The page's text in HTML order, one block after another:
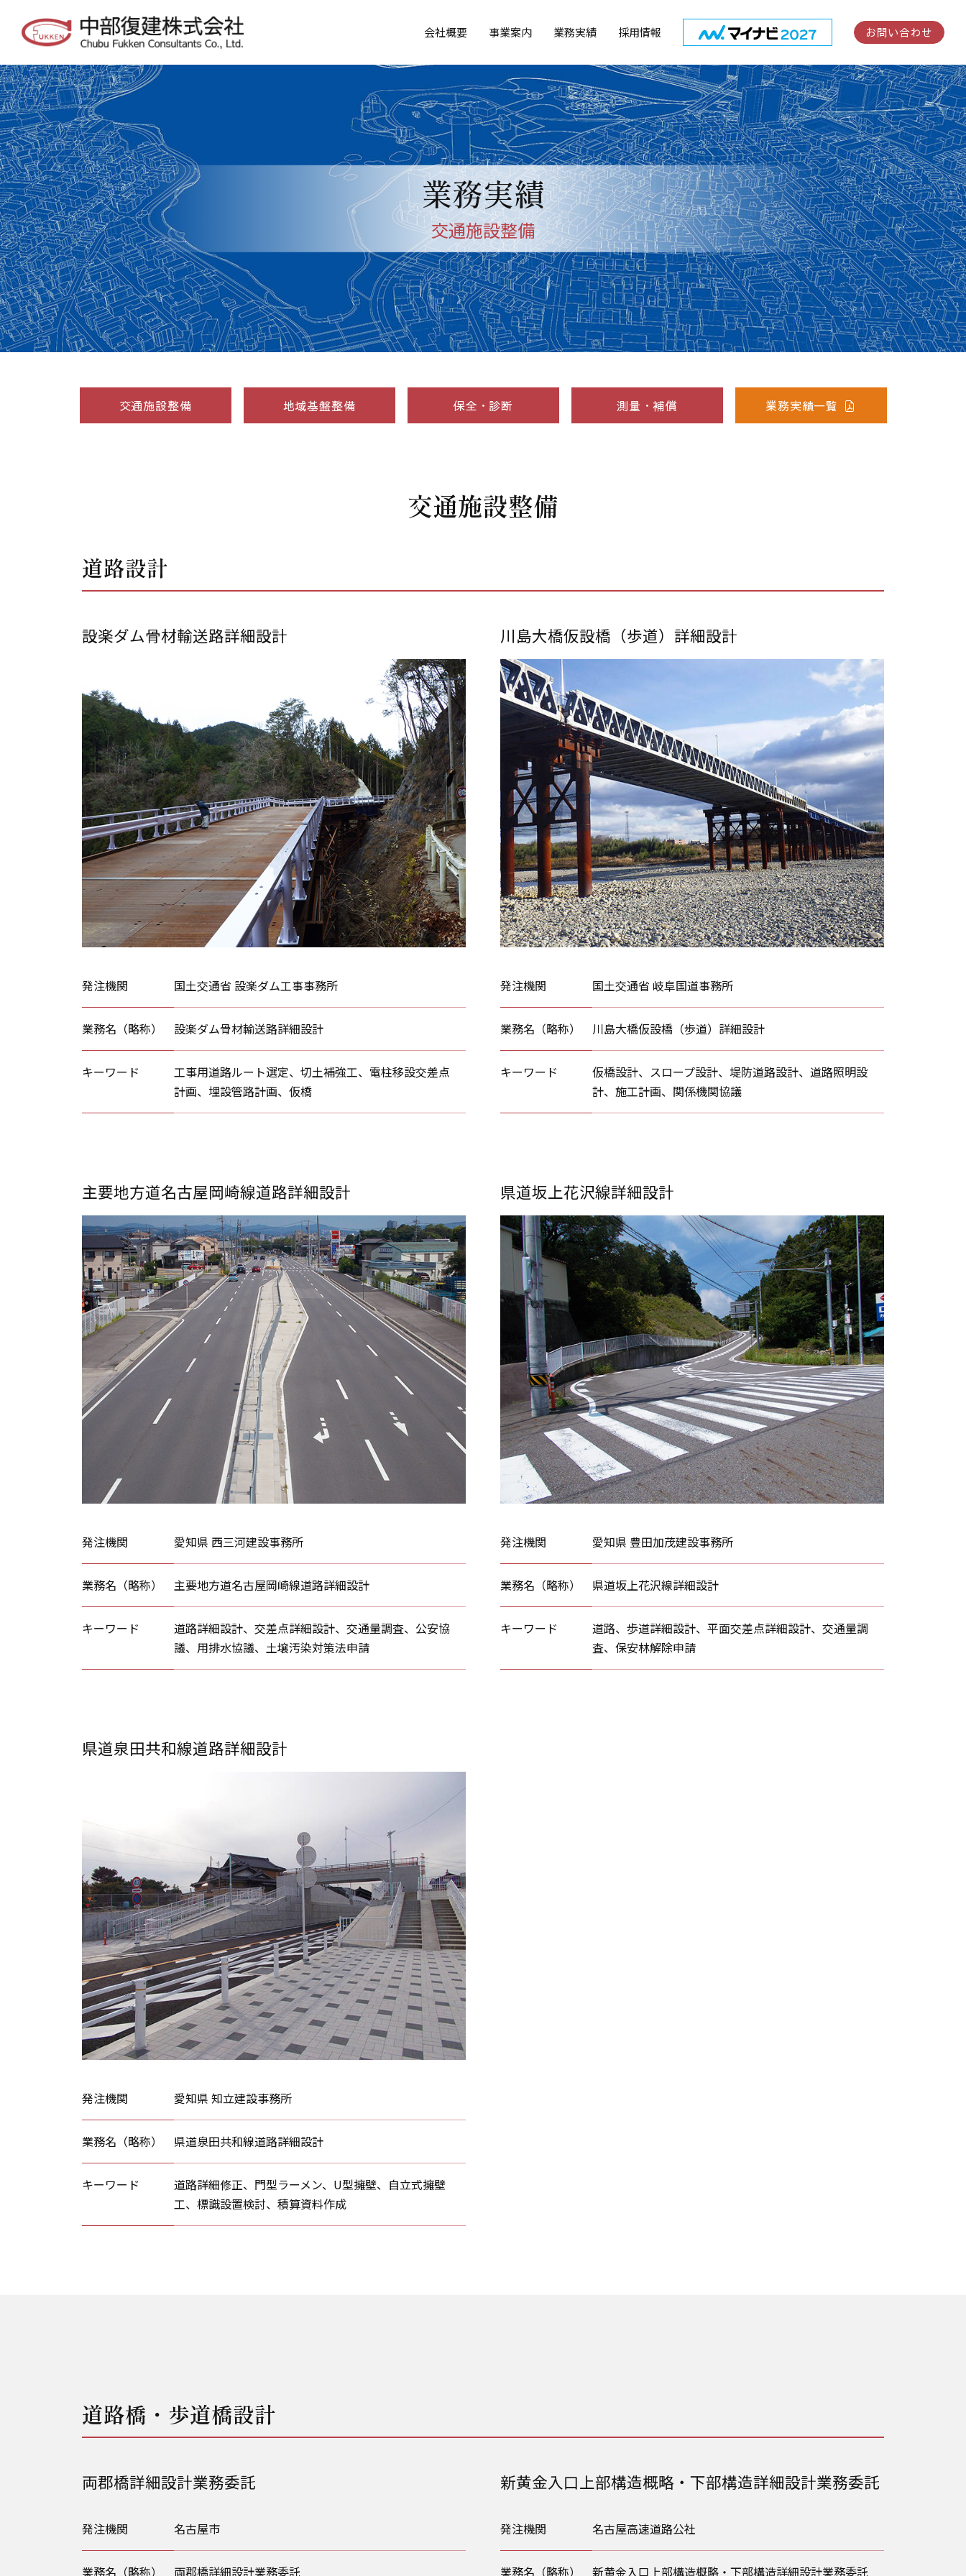
会社概要 事業案内 業務実績 採用情報 お問い合わせ
業務実績
交通施設整備
交通施設整備 地域基盤整備 保全・診断 測量・補償 業務実績一覧
交通施設整備
道路設計
設楽ダム骨材輸送路詳細設計
発注機関 国土交通省 設楽ダム工事事務所
業務名（略称） 設楽ダム骨材輸送路詳細設計
キーワード
工事用道路ルート選定、切土補強工、電柱移設交差点
計画、埋設管路計画、仮橋
川島大橋仮設橋（歩道）詳細設計
発注機関 国土交通省 岐阜国道事務所
業務名（略称） 川島大橋仮設橋（歩道）詳細設計
キーワード
仮橋設計、スロープ設計、堤防道路設計、道路照明設
計、施工計画、関係機関協議
主要地方道名古屋岡崎線道路詳細設計
発注機関 愛知県 西三河建設事務所
業務名（略称） 主要地方道名古屋岡崎線道路詳細設計
キーワード
道路詳細設計、交差点詳細設計、交通量調査、公安協
議、用排水協議、土壌汚染対策法申請
県道坂上花沢線詳細設計
発注機関 愛知県 豊田加茂建設事務所
業務名（略称） 県道坂上花沢線詳細設計
キーワード
道路、歩道詳細設計、平面交差点詳細設計、交通量調
査、保安林解除申請
県道泉田共和線道路詳細設計
発注機関 愛知県 知立建設事務所
業務名（略称） 県道泉田共和線道路詳細設計
キーワード
道路詳細修正、門型ラーメン、U型擁壁、自立式擁壁
工、標識設置検討、積算資料作成
道路橋・歩道橋設計
両郡橋詳細設計業務委託
発注機関 名古屋市
業務名（略称） 両郡橋詳細設計業務委託
新黄金入口上部構造概略・下部構造詳細設計業務委託
発注機関 名古屋高速道路公社
業務名（略称） 新黄金入口上部構造概略・下部構造詳細設計業務委託